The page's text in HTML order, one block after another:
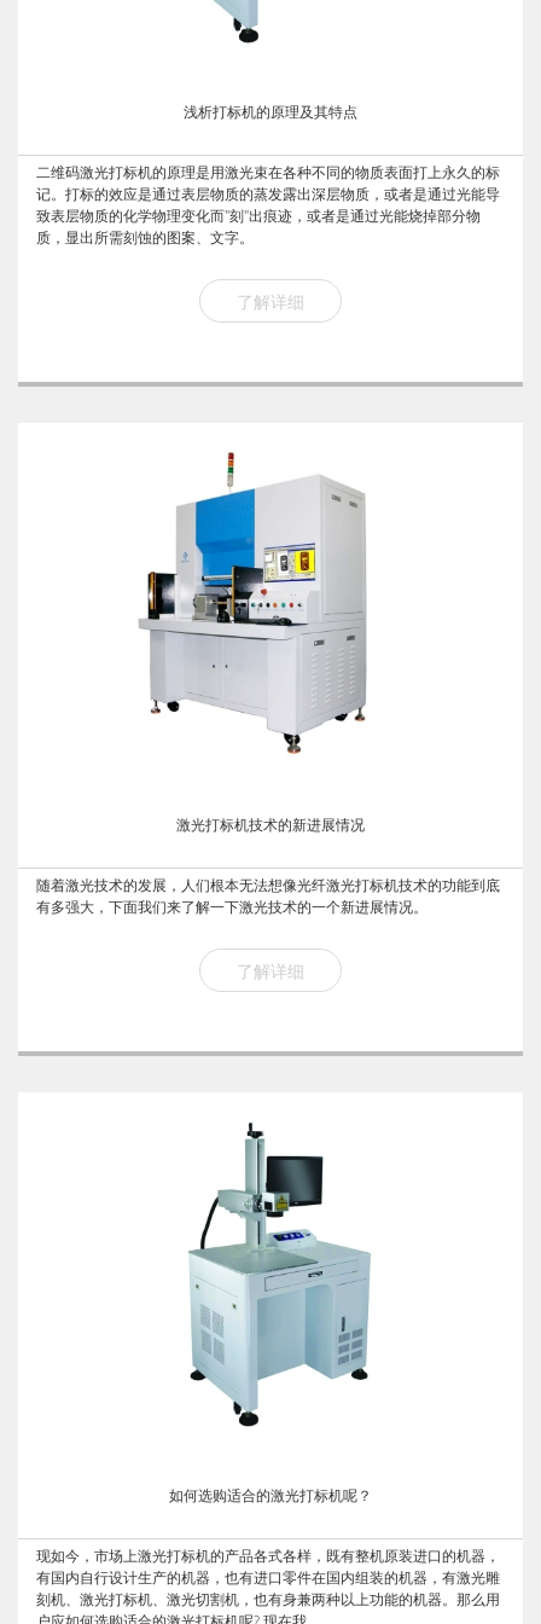
浅析打标机的原理及其特点
二维码激光打标机的原理是用激光束在各种不同的物质表面打上永久的标
记。打标的效应是通过表层物质的蒸发露出深层物质，或者是通过光能导
致表层物质的化学物理变化而"刻"出痕迹，或者是通过光能烧掉部分物
质，显出所需刻蚀的图案、文字。
了解详细
激光打标机技术的新进展情况
随着激光技术的发展，人们根本无法想像光纤激光打标机技术的功能到底
有多强大，下面我们来了解一下激光技术的一个新进展情况。
了解详细
如何选购适合的激光打标机呢？
现如今，市场上激光打标机的产品各式各样，既有整机原装进口的机器，
有国内自行设计生产的机器，也有进口零件在国内组装的机器，有激光雕
刻机、激光打标机、激光切割机，也有身兼两种以上功能的机器。那么用